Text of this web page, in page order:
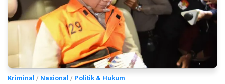
Kriminal / Nasional / Politik & Hukum